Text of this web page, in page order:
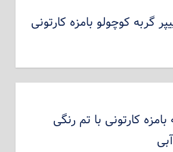
گربه کوچولو بامزه کارتونی
کارتونی با تم رنگی